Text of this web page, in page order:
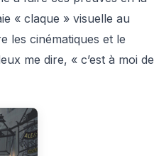
« claque » visuelle au
les cinématiques et le
me dire, « c’est à moi de